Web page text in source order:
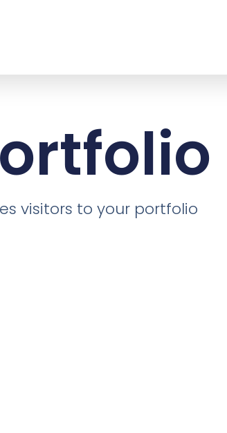
visitors to your portfolio